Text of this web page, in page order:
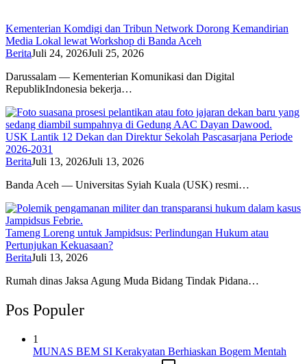
Kementerian Komdigi dan Tribun Network Dorong Kemandirian
Media Lokal lewat Workshop di Banda Aceh
BeritaJuli 24, 2026Juli 25, 2026
Darussalam — Kementerian Komunikasi dan Digital
RepublikIndonesia bekerja…
USK Lantik 12 Dekan dan Direktur Sekolah Pascasarjana Periode
2026-2031
BeritaJuli 13, 2026Juli 13, 2026
Banda Aceh — Universitas Syiah Kuala (USK) resmi…
Tameng Loreng untuk Jampidsus: Perlindungan Hukum atau
Pertunjukan Kekuasaan?
BeritaJuli 13, 2026
Rumah dinas Jaksa Agung Muda Bidang Tindak Pidana…
Pos Populer
1
MUNAS BEM SI Kerakyatan Berhiaskan Bogem Mentah